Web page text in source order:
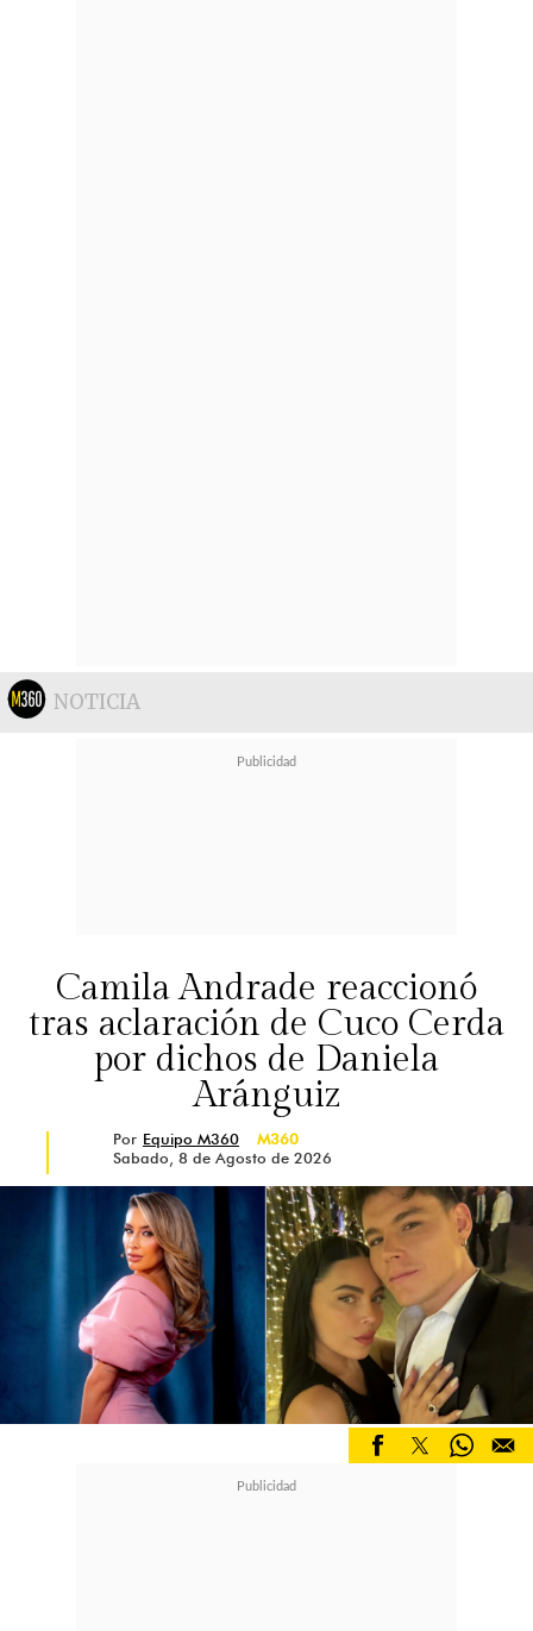
NOTICIA
Camila Andrade reaccionó
tras aclaración de Cuco Cerda
por dichos de Daniela
Aránguiz
Por Equipo M360
M360
Sabado, 8 de Agosto de 2026